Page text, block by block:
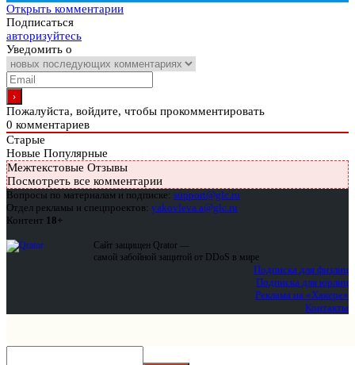
Открыть комментарии
Подписаться
авторизуйтесь
Уведомить о
Пожалуйста, войдите, чтобы прокомментировать
0 комментариев
Старые
Новые Популярные
Межтекстовые Отзывы
Посмотреть все комментарии
Вопросы по материалам и подписке: support@glc.ru
Отдел рекламы и спецпроектов: yakovleva.a@glc.ru
Контент 18+
Сайт защищен Qrator —
самой забойной защитой от DDoS в мире
Подписка для физлиц
Подписка для юрлиц
Реклама на «Хакере»
Контакты